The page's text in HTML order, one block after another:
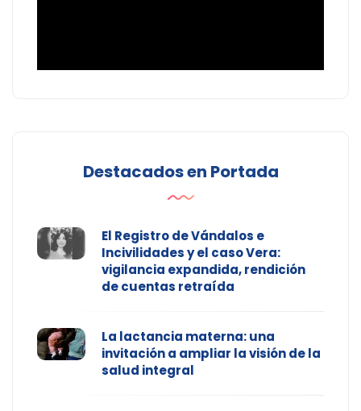
Destacados en Portada
El Registro de Vándalos e
Incivilidades y el caso Vera:
vigilancia expandida, rendición
de cuentas retraída
La lactancia materna: una
invitación a ampliar la visión de la
salud integral